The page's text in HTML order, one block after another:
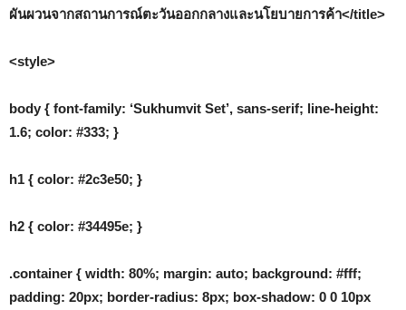
ผันผวนจากสถานการณ์ตะวันออกกลางและนโยบายการค้า</title>
<style>
body { font-family: ‘Sukhumvit Set’, sans-serif; line-height:
1.6; color: #333; }
h1 { color: #2c3e50; }
h2 { color: #34495e; }
.container { width: 80%; margin: auto; background: #fff;
padding: 20px; border-radius: 8px; box-shadow: 0 0 10px